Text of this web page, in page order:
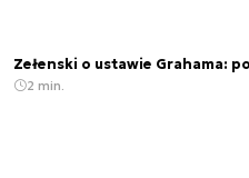
Zełenski o ustawie Grahama:
2 min.